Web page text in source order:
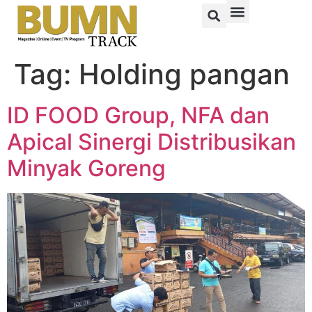
Tag: Holding pangan
ID FOOD Group, NFA dan
Apical Sinergi Distribusikan
Minyak Goreng